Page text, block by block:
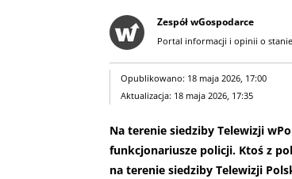
Zespół wGospodarce
Portal informacji i opinii o
Opublikowano: 18 maja 2026, 17:00
Aktualizacja: 18 maja 2026, 17:35
Na terenie siedziby Telewizji
funkcjonariusze policji. Ktoś z
na terenie siedziby Telewizji